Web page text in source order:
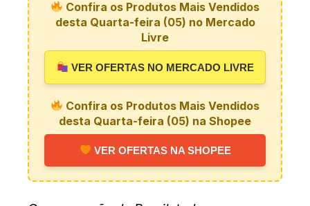
Confira os Produtos Mais Vendidos
desta Quarta-feira (05) no Mercado
Livre
VER OFERTAS NO MERCADO LIVRE
Confira os Produtos Mais Vendidos
desta Quarta-feira (05) na Shopee
VER OFERTAS NA SHOPEE